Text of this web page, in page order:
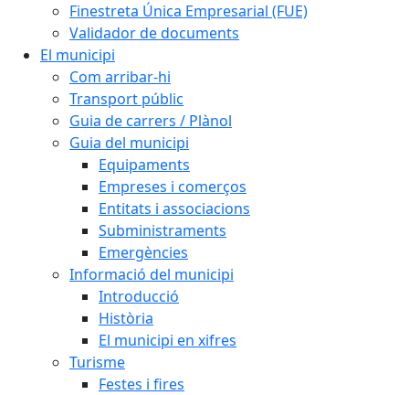
Finestreta Única Empresarial (FUE)
Validador de documents
El municipi
Com arribar-hi
Transport públic
Guia de carrers / Plànol
Guia del municipi
Equipaments
Empreses i comerços
Entitats i associacions
Subministraments
Emergències
Informació del municipi
Introducció
Història
El municipi en xifres
Turisme
Festes i fires